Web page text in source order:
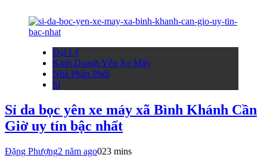
Đại Lý
Kinh Doanh Yên Xe Máy
Nhà Phân Phối
Sỉ
Sỉ da bọc yên xe máy xã Bình Khánh Cần
Giờ uy tín bậc nhất
Đặng Phượng2 năm ago023 mins